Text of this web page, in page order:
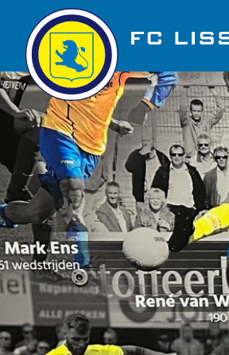
Golfbaan Ter Specke
Nieuws
Vacatures
Over FC Lisse
Organisatie